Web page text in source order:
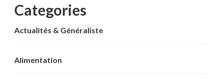
Categories
Actualités & Généraliste
Alimentation